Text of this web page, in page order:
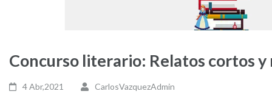
Concurso literario: Relatos cortos
4 Abr,2021 CarlosVazquezAdmin